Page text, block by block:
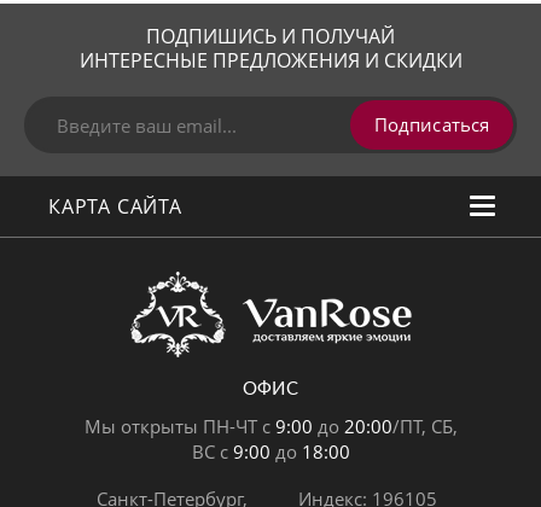
ПОДПИШИСЬ И ПОЛУЧАЙ
ИНТЕРЕСНЫЕ ПРЕДЛОЖЕНИЯ И СКИДКИ
Подписаться
КАРТА САЙТА
ОФИС
Мы открыты ПН-ЧТ с 9:00 до 20:00/ПТ, СБ,
ВС с 9:00 до 18:00
Санкт-Петербург,
Индекс: 196105